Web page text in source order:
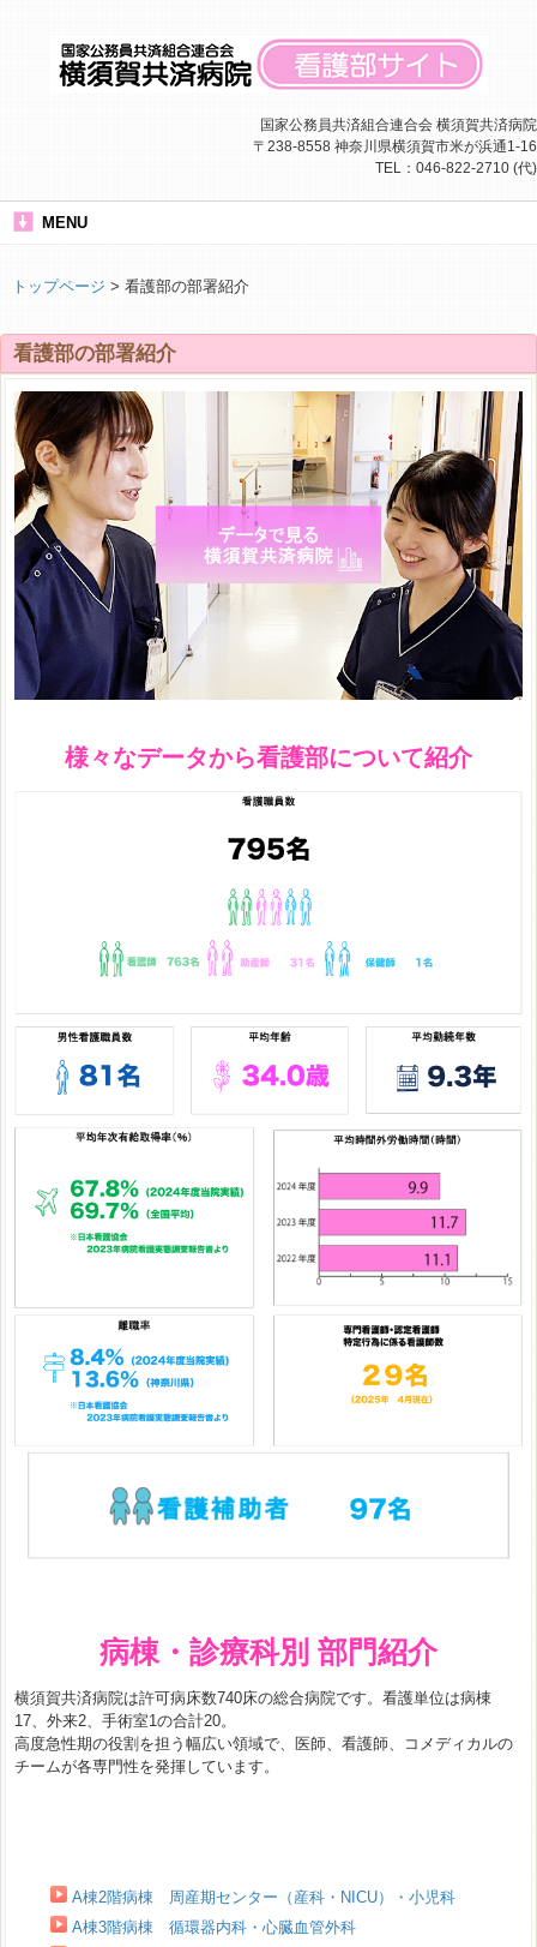
国家公務員共済組合連合会 横須賀共済病院
〒238-8558 神奈川県横須賀市米が浜通1-16
TEL：046-822-2710 (代)
MENU
トップページ > 看護部の部署紹介
看護部の部署紹介
様々なデータから看護部について紹介
病棟・診療科別 部門紹介
横須賀共済病院は許可病床数740床の総合病院です。看護単位は病棟
17、外来2、手術室1の合計20。
高度急性期の役割を担う幅広い領域で、医師、看護師、コメディカルの
チームが各専門性を発揮しています。
A棟2階病棟 周産期センター（産科・NICU）・小児科
A棟3階病棟 循環器内科・心臓血管外科